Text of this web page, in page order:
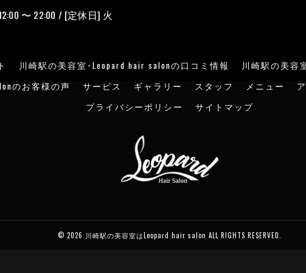
〜 22:00 / [定休日] 火
川崎駅の美容室･Leopard hair salonの口コミ情報
川崎駅の美容
のお客様の声
サービス ギャラリー スタッフ メニュー
プライバシーポリシー
サイトマップ
© 2026 川崎駅の美容室はLeopard hair salon ALL RIGHTS RESERVED.